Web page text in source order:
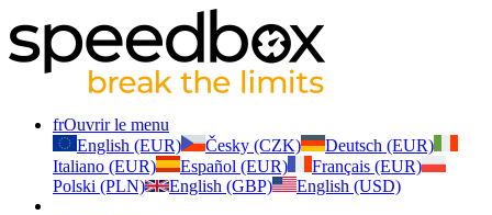
frOuvrir le menu
English (EUR)
Česky (CZK)
Deutsch (EUR)
Italiano (EUR)
Español (EUR)
Français (EUR)
Polski (PLN)
English (GBP) English (USD)